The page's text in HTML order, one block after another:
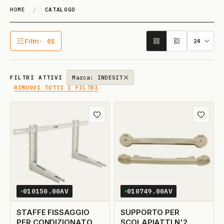
HOME / CATALOGO
Catalogo
Filtri · 01
1 filtro attivo
FILTRI ATTIVI
Marca: INDESIT
RIMUOVI TUTTI I FILTRI
Aggiungi ai preferiti
010150.00AV
STAFFE FISSAGGIO
010749.00AV
SUPPORTO PER